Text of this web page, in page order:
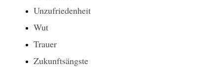
Unzufriedenheit
Wut
Trauer
Zukunftsängste